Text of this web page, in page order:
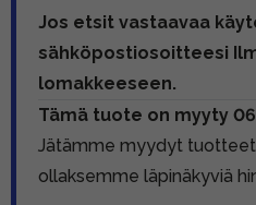
Jos etsit vastaavaa
sähköpostiosoitteesi
lomakkeeseen.
Tämä tuote on myyty
Jätämme myydyt
ollaksemme läpinäkyviä